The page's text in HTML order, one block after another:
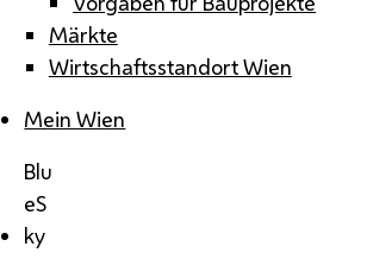
Märkte
Wirtschaftsstandort Wien
Mein Wien
Blu
eS
ky